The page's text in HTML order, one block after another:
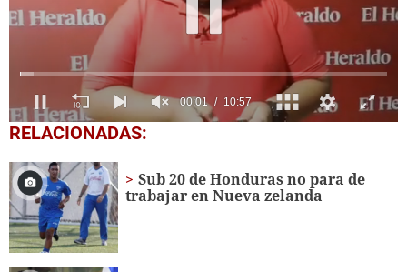
0
seconds
10
minutes,
57
seconds
RELACIONADAS:
Sub 20 de Honduras no para de
trabajar en Nueva zelanda